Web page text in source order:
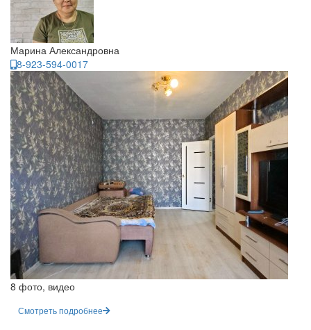
Марина Александровна
8-923-594-0017
8 фото, видео
Смотреть подробнее